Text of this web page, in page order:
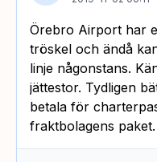
Örebro Airport har
tröskel och ändå
linje någonstans.
jättestor. Tydligen
betala för
fraktbolagens paket.